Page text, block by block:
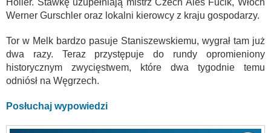
Werner Gurschler oraz lokalni kierowcy z kraju gospodarzy.
Tor w Melk bardzo pasuje Staniszewskiemu, wygrał tam już
dwa razy. Teraz przystępuje do rundy opromieniony
historycznym zwycięstwem, które dwa tygodnie temu
odniósł na Węgrzech.
Posłuchaj wypowiedzi